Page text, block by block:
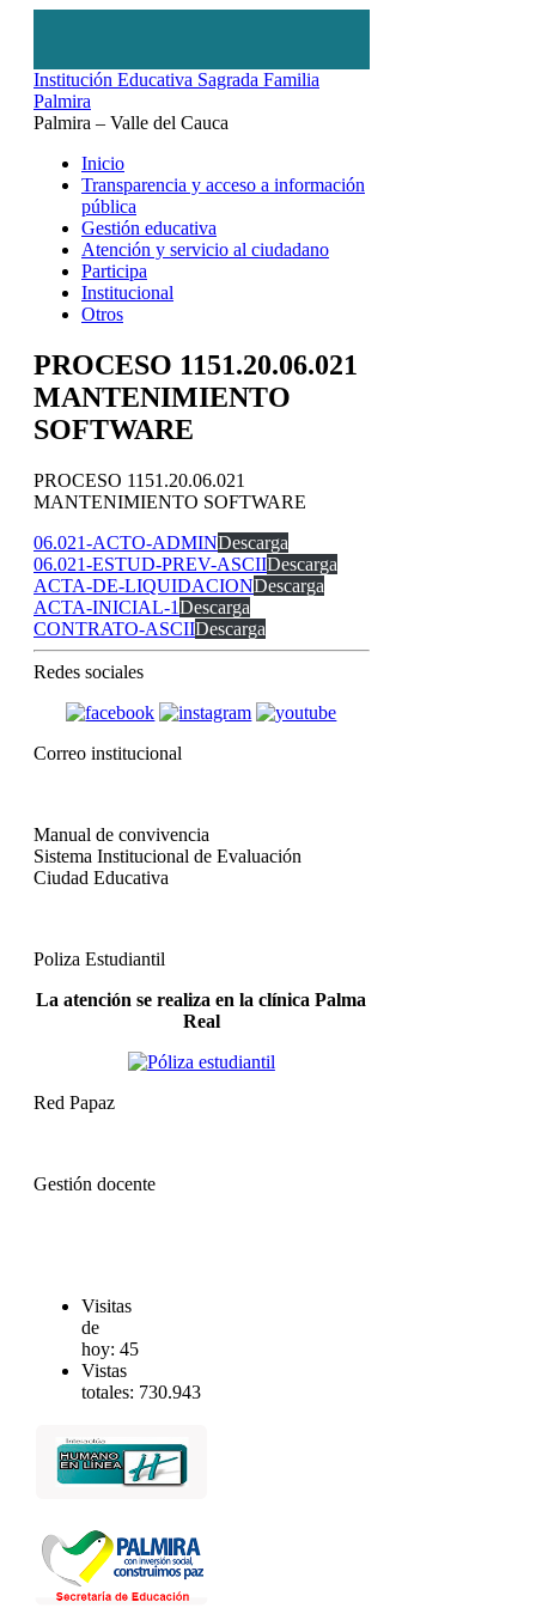
Institución Educativa Sagrada Familia
Palmira
Palmira – Valle del Cauca
Inicio
Transparencia y acceso a información
pública
Gestión educativa
Atención y servicio al ciudadano
Participa
Institucional
Otros
PROCESO 1151.20.06.021
MANTENIMIENTO
SOFTWARE
PROCESO 1151.20.06.021
MANTENIMIENTO SOFTWARE
06.021-ACTO-ADMINDescarga
06.021-ESTUD-PREV-ASCIIDescarga
ACTA-DE-LIQUIDACIONDescarga
ACTA-INICIAL-1Descarga
CONTRATO-ASCIIDescarga
Redes sociales
Correo institucional
Manual de convivencia
Sistema Institucional de Evaluación
Ciudad Educativa
Poliza Estudiantil
La atención se realiza en la clínica Palma
Real
Red Papaz
Gestión docente
Visitas
de
hoy: 45
Vistas
totales: 730.943